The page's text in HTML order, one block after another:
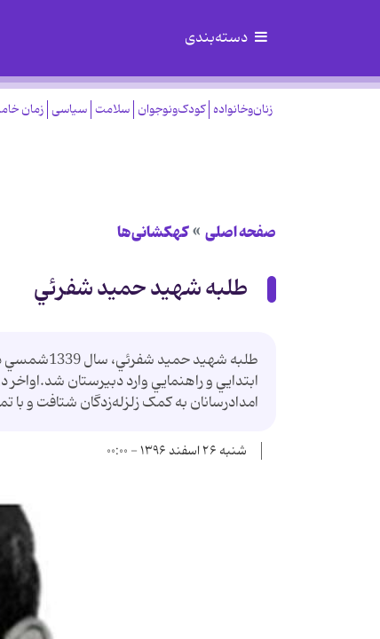
دسته‌بندی
زنان‌وخانواده کودک‌ونوجوان سلامت سیاسی زمان
صفحه اصلی کهکشانی‌ها
طلبه شهيد حميد شفرئي
طلبه
ابتدايي و راهنمايي وارد دبيرستان
امدادرسانان به کمک زلزله‌زدگان شتافت و
شنبه ۲۶ اسفند ۱۳۹۶ - ۰۰:۰۰